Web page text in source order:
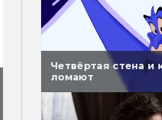
Четвёртая стена и
ломают